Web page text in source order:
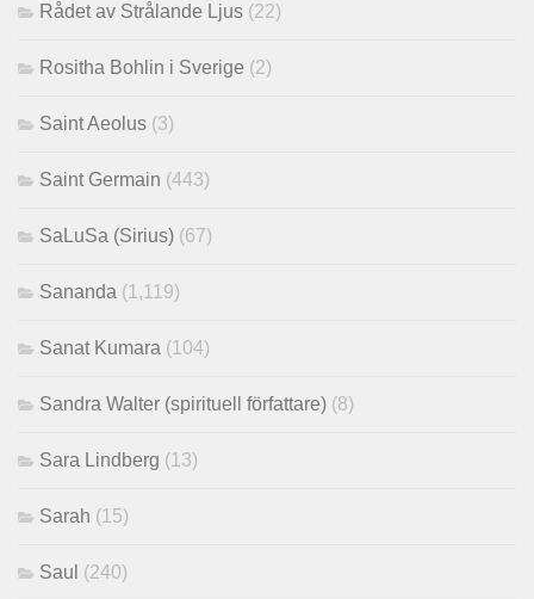
Rådet av Strålande Ljus (22)
Rositha Bohlin i Sverige (2)
Saint Aeolus (3)
Saint Germain (443)
SaLuSa (Sirius) (67)
Sananda (1,119)
Sanat Kumara (104)
Sandra Walter (spirituell författare) (8)
Sara Lindberg (13)
Sarah (15)
Saul (240)